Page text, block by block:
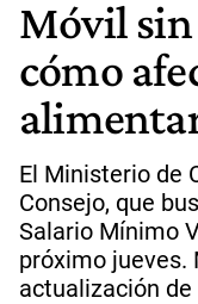
Móvil
cómo
El Ministerio de
Consejo, que
Salario Mínimo
próximo jueves.
actualización